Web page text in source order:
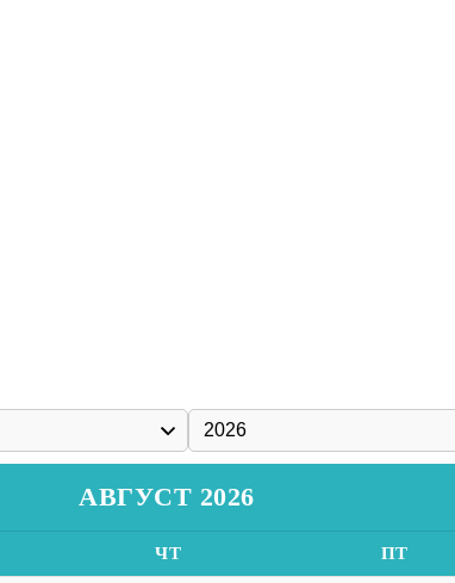
АВГУСТ 2026
ЧТ ПТ